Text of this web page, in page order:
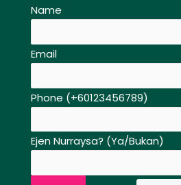
Name
Email
Phone (+60123456789)
Ejen Nurraysa? (Ya/Bukan)